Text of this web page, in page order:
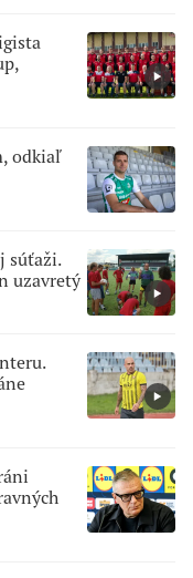
odkiaľ
súťaži.
uzavretý